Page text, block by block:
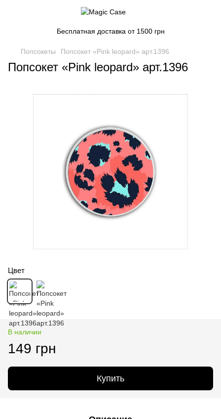
Бесплатная доставка от 1500 грн
Попсокеты Попсокет «Pink leopard» арт.1396
Попсокет «Pink leopard» арт.1396
Цвет
В наличии
149 грн
Купить